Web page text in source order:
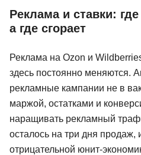
Реклама и ставки:
а где сгорает
Реклама на Ozon и
здесь постоянно меняются.
рекламные кампании не в
маржой, остатками и
наращивать рекламный
осталось на три дня продаж,
отрицательной юнит-